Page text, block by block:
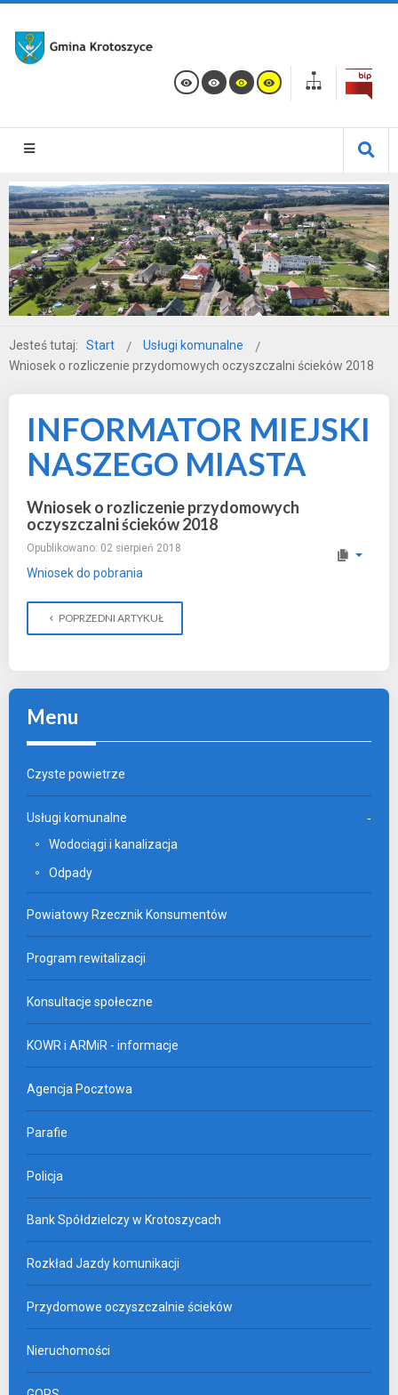
Jesteś tutaj: Start
Usługi komunalne
Wniosek o rozliczenie przydomowych oczyszczalni ścieków 2018
INFORMATOR MIEJSKI
NASZEGO MIASTA
Wniosek o rozliczenie przydomowych
oczyszczalni ścieków 2018
Opublikowano: 02 sierpień 2018
Wniosek do pobrania
POPRZEDNI ARTYKUŁ
Menu
Czyste powietrze
Usługi komunalne
Wodociągi i kanalizacja
Odpady
Powiatowy Rzecznik Konsumentów
Program rewitalizacji
Konsultacje społeczne
KOWR i ARMiR - informacje
Agencja Pocztowa
Parafie
Policja
Bank Spółdzielczy w Krotoszycach
Rozkład Jazdy komunikacji
Przydomowe oczyszczalnie ścieków
Nieruchomości